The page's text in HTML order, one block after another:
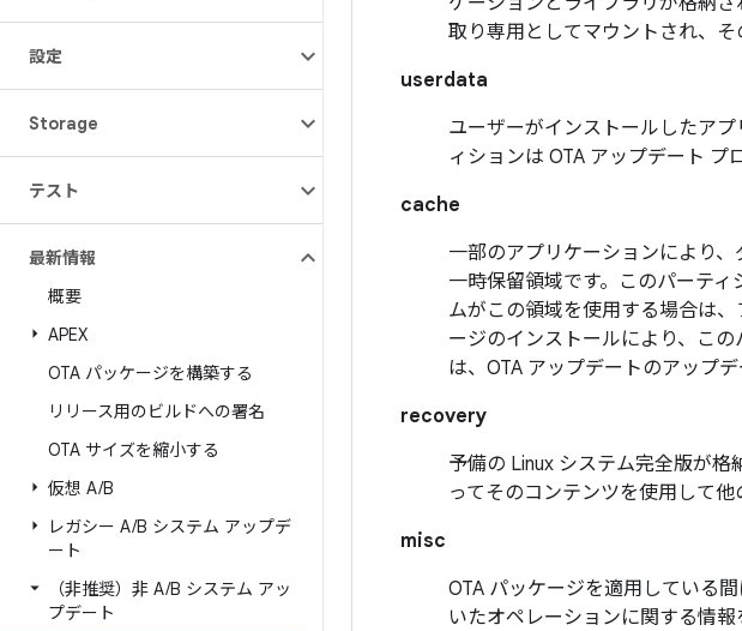
設定
Storage
テスト
最新情報
概要
APEX
OTA パッケージを構築する
リリース用のビルドへの署名
OTA サイズを縮小する
仮想 A/B
レガシー A/B システム アップデ
ート
（非推奨）非 A/B システム アッ
プデート
取り専用としてマウントされ、そ
userdata
ユーザーがインストールしたア
ィションは OTA アップデート プ
cache
一部のアプリケーションにより
一時保留領域です。このパーテ
ムがこの領域を使用する場合は
ージのインストールにより、こ
は、OTA アップデートのアップデ
recovery
予備の Linux システム完全版が
ってそのコンテンツを使用して
misc
OTA パッケージを適用している
いたオペレーションに関する情報